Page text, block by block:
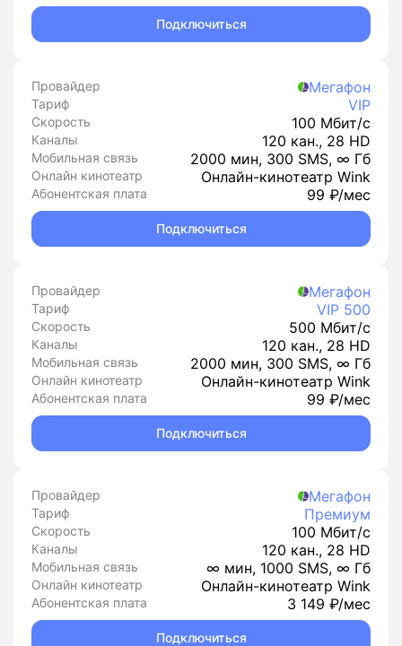
Подключиться
Провайдер Мегафон
Тариф VIP
Скорость 100 Мбит/с
Каналы 120 кан., 28 HD
Мобильная связь 2000 мин, 300 SMS, ∞ Гб
Онлайн кинотеатр Онлайн-кинотеатр Wink
Абонентская плата 99 ₽/мес
Подключиться
Провайдер Мегафон
Тариф VIP 500
Скорость 500 Мбит/с
Каналы 120 кан., 28 HD
Мобильная связь 2000 мин, 300 SMS, ∞ Гб
Онлайн кинотеатр Онлайн-кинотеатр Wink
Абонентская плата 99 ₽/мес
Подключиться
Провайдер Мегафон
Тариф Премиум
Скорость 100 Мбит/с
Каналы 120 кан., 28 HD
Мобильная связь ∞ мин, 1000 SMS, ∞ Гб
Онлайн кинотеатр Онлайн-кинотеатр Wink
Абонентская плата 3 149 ₽/мес
Подключиться